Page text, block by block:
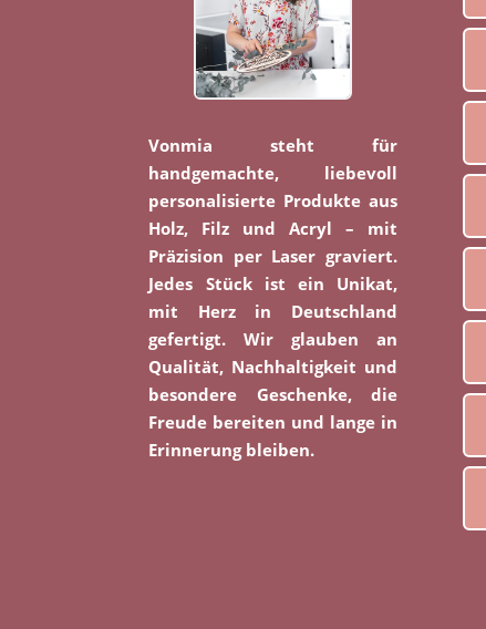
Vonmia steht für
handgemachte, liebevoll
personalisierte Produkte aus
Holz, Filz und Acryl – mit
Präzision per Laser graviert.
Jedes Stück ist ein Unikat,
mit Herz in Deutschland
gefertigt. Wir glauben an
Qualität, Nachhaltigkeit und
besondere Geschenke, die
Freude bereiten und lange in
Erinnerung bleiben.